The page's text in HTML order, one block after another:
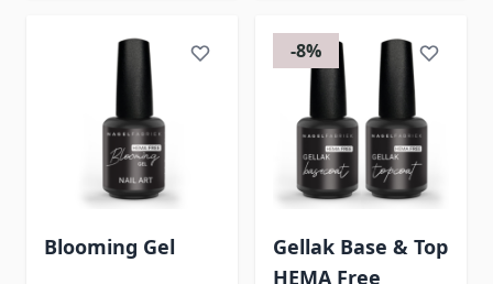
Blooming Gel
-8%
Gellak Base & Top
HEMA Free